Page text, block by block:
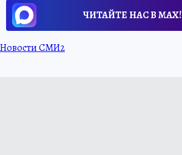
ЧИТАЙТЕ НАС В МАХ!
Новости СМИ2